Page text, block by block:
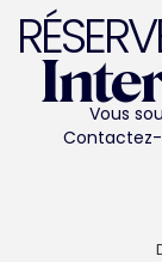
Vous
Contactez-